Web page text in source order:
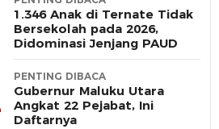
1.346 Anak di Ternate Tidak
Bersekolah pada 2026,
Didominasi Jenjang PAUD
PENTING DIBACA
Gubernur Maluku Utara
Angkat 22 Pejabat, Ini
Daftarnya